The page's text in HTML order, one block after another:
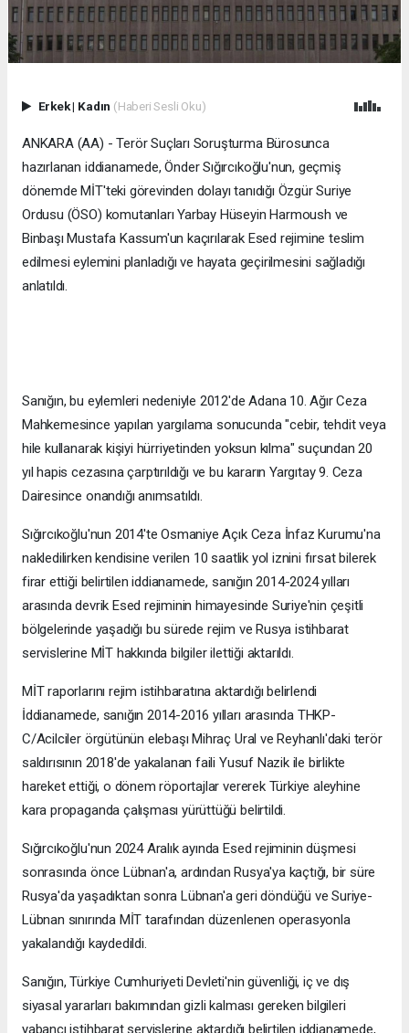
Erkek| Kadın (Haberi Sesli Oku)
ANKARA (AA) - Terör Suçları Soruşturma Bürosunca
hazırlanan iddianamede, Önder Sığırcıkoğlu'nun, geçmiş
dönemde MİT'teki görevinden dolayı tanıdığı Özgür Suriye
Ordusu (ÖSO) komutanları Yarbay Hüseyin Harmoush ve
Binbaşı Mustafa Kassum'un kaçırılarak Esed rejimine teslim
edilmesi eylemini planladığı ve hayata geçirilmesini sağladığı
anlatıldı.
Sanığın, bu eylemleri nedeniyle 2012'de Adana 10. Ağır Ceza
Mahkemesince yapılan yargılama sonucunda "cebir, tehdit veya
hile kullanarak kişiyi hürriyetinden yoksun kılma" suçundan 20
yıl hapis cezasına çarptırıldığı ve bu kararın Yargıtay 9. Ceza
Dairesince onandığı anımsatıldı.
Sığırcıkoğlu'nun 2014'te Osmaniye Açık Ceza İnfaz Kurumu'na
nakledilirken kendisine verilen 10 saatlik yol iznini fırsat bilerek
firar ettiği belirtilen iddianamede, sanığın 2014-2024 yılları
arasında devrik Esed rejiminin himayesinde Suriye'nin çeşitli
bölgelerinde yaşadığı bu sürede rejim ve Rusya istihbarat
servislerine MİT hakkında bilgiler ilettiği aktarıldı.
MİT raporlarını rejim istihbaratına aktardığı belirlendi
İddianamede, sanığın 2014-2016 yılları arasında THKP-
C/Acilciler örgütünün elebaşı Mihraç Ural ve Reyhanlı'daki terör
saldırısının 2018'de yakalanan faili Yusuf Nazik ile birlikte
hareket ettiği, o dönem röportajlar vererek Türkiye aleyhine
kara propaganda çalışması yürüttüğü belirtildi.
Sığırcıkoğlu'nun 2024 Aralık ayında Esed rejiminin düşmesi
sonrasında önce Lübnan'a, ardından Rusya'ya kaçtığı, bir süre
Rusya'da yaşadıktan sonra Lübnan'a geri döndüğü ve Suriye-
Lübnan sınırında MİT tarafından düzenlenen operasyonla
yakalandığı kaydedildi.
Sanığın, Türkiye Cumhuriyeti Devleti'nin güvenliği, iç ve dış
siyasal yararları bakımından gizli kalması gereken bilgileri
yabancı istihbarat servislerine aktardığı belirtilen iddianamede,